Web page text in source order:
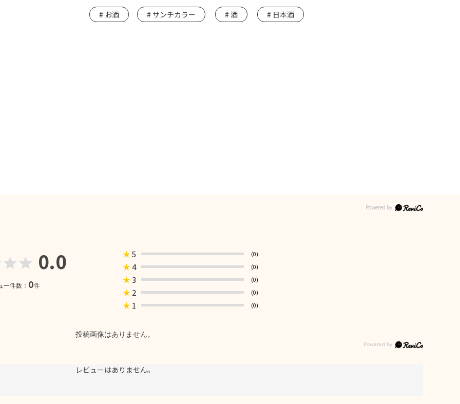
お酒 サンチカラー 酒 日本酒
0.0
ー件数： 0件
★5 (0)
★4 (0)
★3 (0)
★ 2 (0)
★ 1 (0)
投稿画像はありません。
レビューはありません。